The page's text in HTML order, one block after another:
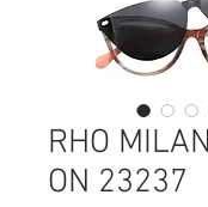
RHO
ON 23237